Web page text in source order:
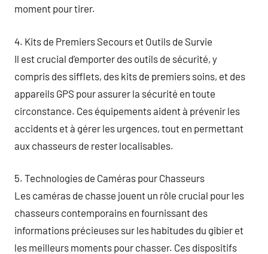
moment pour tirer.
4. Kits de Premiers Secours et Outils de Survie
Il est crucial d’emporter des outils de sécurité, y
compris des sifflets, des kits de premiers soins, et des
appareils GPS pour assurer la sécurité en toute
circonstance. Ces équipements aident à prévenir les
accidents et à gérer les urgences, tout en permettant
aux chasseurs de rester localisables.
5. Technologies de Caméras pour Chasseurs
Les caméras de chasse jouent un rôle crucial pour les
chasseurs contemporains en fournissant des
informations précieuses sur les habitudes du gibier et
les meilleurs moments pour chasser. Ces dispositifs